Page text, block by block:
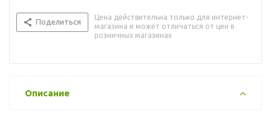
Поделиться
Цена действительна только для интернет-
магазина и может отличаться от цен в
розничных магазинах
Описание